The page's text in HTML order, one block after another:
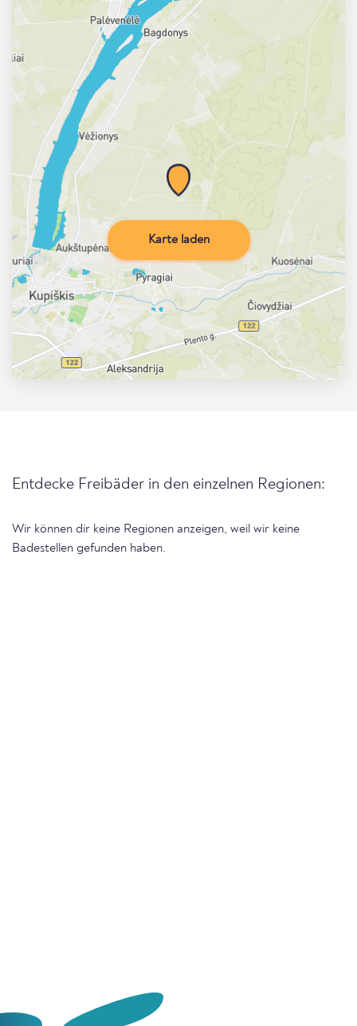
Karte laden
Entdecke Freibäder in den einzelnen Regionen:
Wir können dir keine Regionen anzeigen, weil wir keine
Badestellen gefunden haben.